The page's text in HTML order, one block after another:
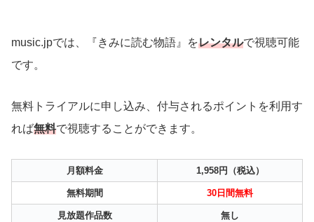
music.jpでは、『きみに読む物語』をレンタルで視聴可能
です。
無料トライアルに申し込み、付与されるポイントを利用す
れば無料で視聴することができます。
月額料金 1,958円（税込）
無料期間 30日間無料
見放題作品数 無し